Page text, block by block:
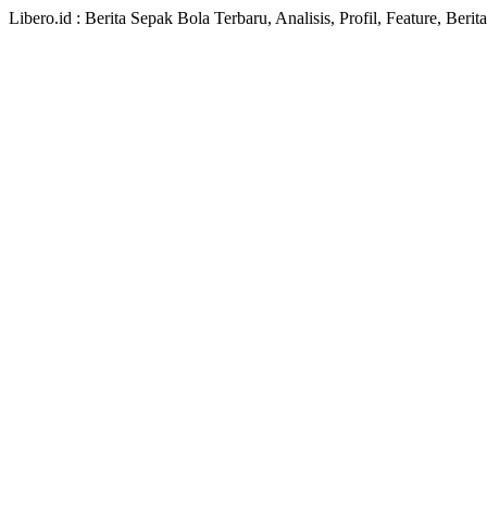
Libero.id : Berita Sepak Bola Terbaru, Analisis, Profil, Feature,